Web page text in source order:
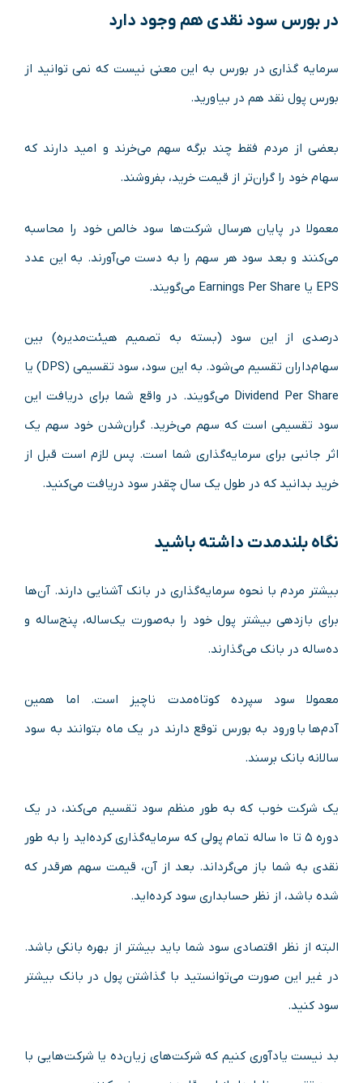
در بورس سود نقدی هم وجود دارد
سرمایه گذاری در بورس به این معنی نیست که نمی توانید از
بورس پول نقد هم در بیاورید.
بعضی از مردم فقط چند برگه سهم می‌خرند و امید دارند که
سهام خود را گران‌تر از قیمت خرید، بفروشند.
معمولا در پایان هرسال شرکت‌ها سود خالص خود را محاسبه
می‌کنند و بعد سود هر سهم را به دست می‌آورند. به این عدد
EPS یا Earnings Per Share می‌گویند.
درصدی از این سود (بسته به تصمیم هیئت‌مدیره) بین
سهام‌داران تقسیم می‌شود. به این سود، سود تقسیمی (DPS) یا
Dividend Per Share می‌گویند. در واقع شما برای دریافت این
سود تقسیمی است که سهم می‌خرید. گران‌شدن خود سهم یک
اثر جانبی برای سرمایه‌گذاری شما است. پس لازم است قبل از
خرید بدانید که در طول یک سال چقدر سود دریافت می‌کنید.
نگاه بلندمدت داشته باشید
بیشتر مردم با نحوه سرمایه‌گذاری در بانک آشنایی دارند. آن‌ها
برای بازدهی بیشتر پول خود را به‌صورت یک‌ساله، پنج‌ساله و
ده‌‌‌ساله در بانک می‌گذارند.
معمولا سود سپرده کوتاه‌مدت ناچیز است. اما همین
آدم‌ها با ورود به بورس توقع دارند در یک ماه بتوانند به سود
سالانه بانک برسند.
یک شرکت خوب که به‌ طور منظم سود تقسیم می‌کند، در یک
دوره ۵ تا ۱۰ ساله تمام پولی که سرمایه‌گذاری کرده‌اید را به‌ طور
نقدی به شما باز می‌گرداند. بعد از آن، قیمت سهم هرقدر که
شده باشد، از نظر حسابداری سود کرده‌اید.
البته از نظر اقتصادی سود شما باید بیشتر از بهره بانکی باشد.
در غیر این صورت می‌توانستید با گذاشتن پول در بانک بیشتر
سود کنید.
بد نیست یادآوری کنیم که شرکت‌های زیان‌ده یا شرکت‌هایی با